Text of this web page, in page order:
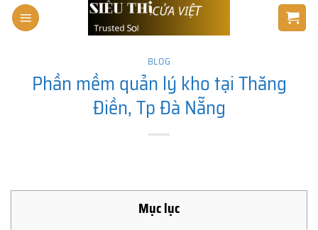
Skip
BLOG
Phần mềm quản lý kho tại Thăng
Điền, Tp Đà Nẵng
Mục lục